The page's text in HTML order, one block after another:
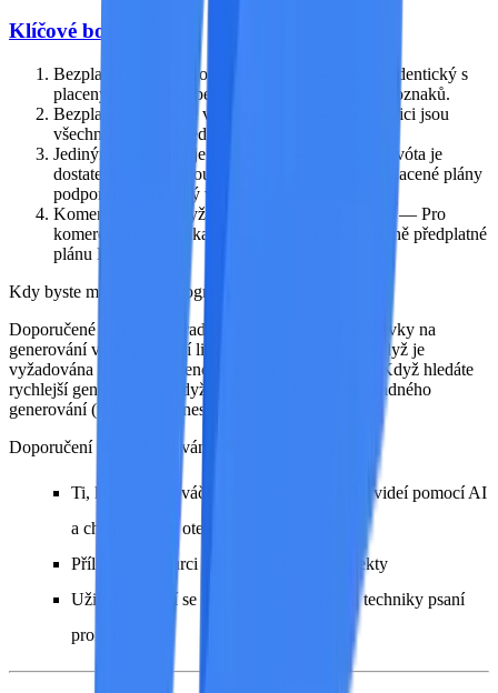
Klíčové body
Bezplatná verze bez omezení kvality
— Výstup identický s
placenými verzemi, bez snížení kvality nebo vodoznaků.
Bezplatný přístup ke všem modelům
— K dispozici jsou
všechny modely Seedance 2.0, Pro a Lite.
Jediným omezením je limit kvóty
— Bezplatná kvóta je
dostatečná pro vyzkoušení a testování, zatímco placené plány
podporují nepřetržitý výstup.
Komerční použití vyžaduje plány Pro nebo vyšší
— Pro
komerční video aplikace je vyžadováno minimálně předplatné
plánu Pro.
Kdy byste měli provést upgrade?
Doporučené scénáře upgradu:
– Když měsíční požadavky na
generování videa překročí limit bezplatné úrovně – Když je
vyžadována
komerční licence
(úroveň Pro a vyšší) – Když hledáte
rychlejší generování
– Když vyžadujete funkce
hromadného
generování(úroveň Business)
Doporučení pro pokračování s bezplatnou verzí:
Ti, kteří jsou nováčky v oblasti generování videí pomocí AI
a chtějí nejprve otestovat jeho možnosti
Příležitostní tvůrci pro osobní/hobby projekty
Uživatelé, kteří se učí funkce platformy a techniky psaní
promptů